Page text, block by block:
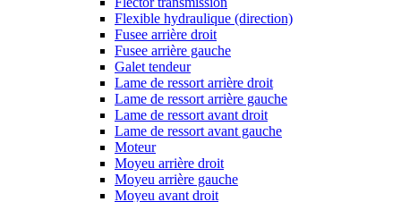
Flexible hydraulique (direction)
Fusee arrière droit
Fusee arrière gauche
Galet tendeur
Lame de ressort arrière droit
Lame de ressort arrière gauche
Lame de ressort avant droit
Lame de ressort avant gauche
Moteur
Moyeu arrière droit
Moyeu arrière gauche
Moyeu avant droit